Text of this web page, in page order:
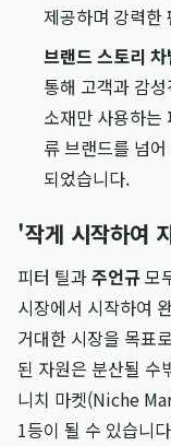
제공하며 강력한
브랜드 스토리
통해 고객과 감
소재만 사용하는
류 브랜드를 넘
되었습니다.
'작게 시작하여
피터 틸과주언규모
시장에서 시작하여
거대한 시장을 목표
된 자원은 분산될 수
니치 마켓(Niche
1등이 될 수 있습니